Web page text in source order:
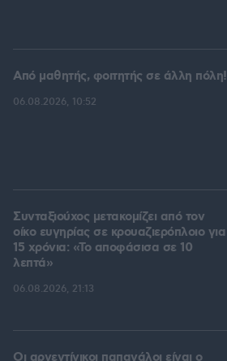
Από μαθητής, φοιτητής σε άλλη πόλη!
06.08.2026, 10:52
Συνταξιούχος μετακομίζει από τον
οίκο ευγηρίας σε κρουαζιερόπλοιο για
15 χρόνια: «Το αποφάσισα σε 10
λεπτά»
06.08.2026, 21:13